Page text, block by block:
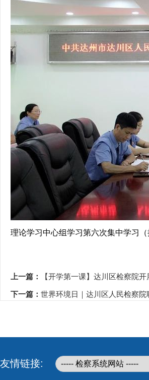
理论学习中心组学习第六次集中学习
上一篇： 【开学第一课】达川区检察院
下一篇： 世界环境日｜达川区人民检察
友情链接: